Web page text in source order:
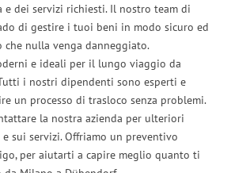
e dei servizi richiesti. Il nostro team di
di gestire i tuoi beni in modo sicuro ed
che nulla venga danneggiato.
e ideali per il lungo viaggio da
i nostri dipendenti sono esperti e
un processo di trasloco senza problemi.
la nostra azienda per ulteriori
sui servizi. Offriamo un preventivo
per aiutarti a capire meglio quanto ti